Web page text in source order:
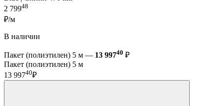
2 79948
₽/м
В наличии
Пакет (полиэтилен) 5 м — 13 99740 ₽
Пакет (полиэтилен) 5 м
13 99740₽